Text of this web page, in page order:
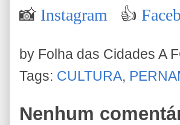
📸 Instagram 👍
by Folha das Cidades A
Tags: CULTURA,
Nenhum